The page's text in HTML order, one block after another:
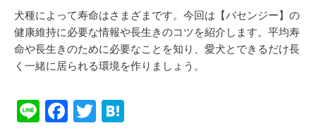
犬種によって寿命はさまざまです。今回は【バセンジー】の
健康維持に必要な情報や長生きのコツを紹介します。平均寿
命や長生きのために必要なことを知り、愛犬とできるだけ長
く一緒に居られる環境を作りましょう。
Li
F
T